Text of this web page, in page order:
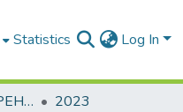
Statistics Log In
МАТЕРІАЛИ КОНФЕРЕНЦІЙ
2023